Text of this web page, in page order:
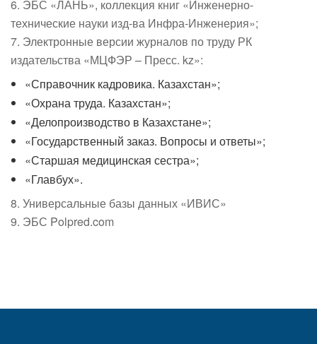
6. ЭБС «ЛАНЬ», коллекция книг «Инженерно-
технические науки изд-ва Инфра-Инженерия»;
7. Электронные версии журналов по труду РК
издательства «МЦФЭР – Пресс. kz»:
«Справочник кадровика. Казахстан»;
«Охрана труда. Казахстан»;
«Делопроизводство в Казахстане»;
«Государственный заказ. Вопросы и ответы»;
«Старшая медицинская сестра»;
«Главбух».
8. Универсальные базы данных «ИВИС»
9. ЭБС Polpred.com